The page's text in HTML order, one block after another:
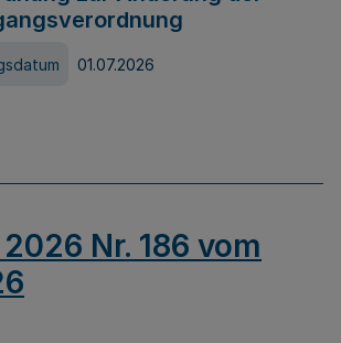
01.07.2026
Nr. 186 vom